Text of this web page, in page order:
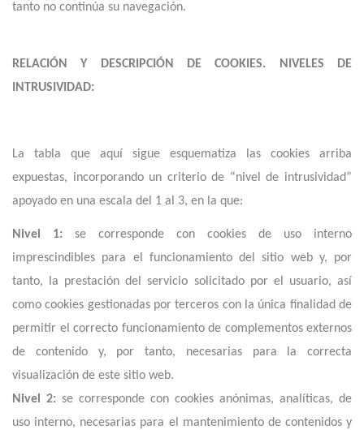
tanto no continúa su navegación.
RELACIÓN Y DESCRIPCIÓN DE COOKIES. NIVELES DE
INTRUSIVIDAD:
La tabla que aquí sigue esquematiza las cookies arriba
expuestas, incorporando un criterio de “nivel de intrusividad”
apoyado en una escala del 1 al 3, en la que:
Nivel 1: se corresponde con cookies de uso interno
imprescindibles para el funcionamiento del sitio web y, por
tanto, la prestación del servicio solicitado por el usuario, así
como cookies gestionadas por terceros con la única finalidad de
permitir el correcto funcionamiento de complementos externos
de contenido y, por tanto, necesarias para la correcta
visualización de este sitio web.
Nivel 2: se corresponde con cookies anónimas, analíticas, de
uso interno, necesarias para el mantenimiento de contenidos y